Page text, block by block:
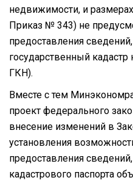
недвижимости, и
Приказ № 343) не
предоставления
государственный
ГКН).
Вместе с тем
проект федерального
внесение изменений в
установления
предоставления
кадастрового паспорта